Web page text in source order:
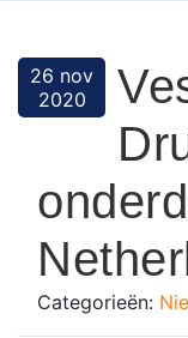
26 nov
2020
Categorieën:
Contact